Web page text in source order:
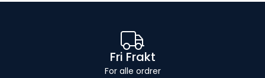
Fri Frakt
For alle ordrer